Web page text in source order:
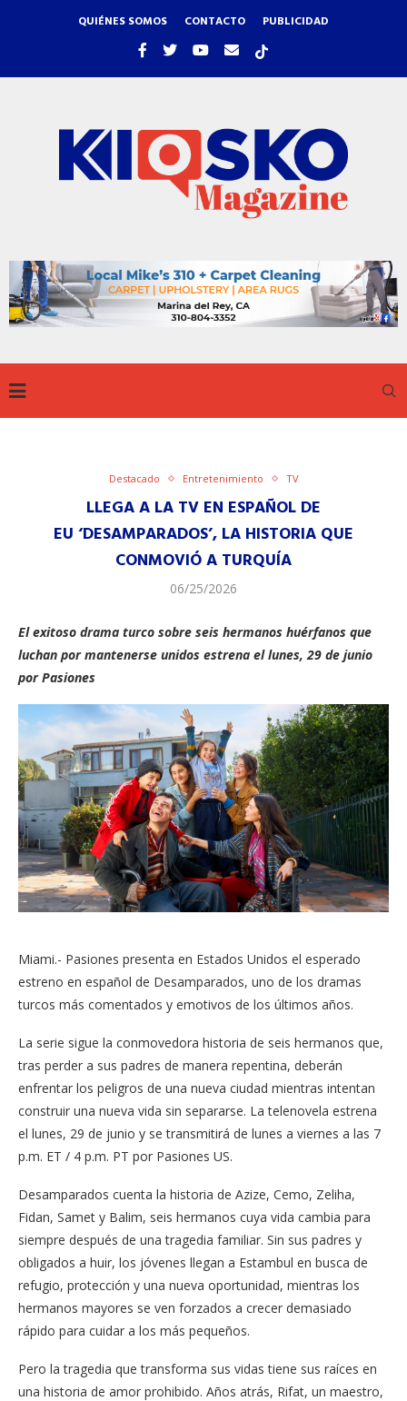
QUIÉNES SOMOS CONTACTO PUBLICIDAD
Destacado Entretenimiento TV
LLEGA A LA TV EN ESPAÑOL DE
EU ‘DESAMPARADOS’, LA HISTORIA QUE
CONMOVIÓ A TURQUÍA
06/25/2026
El exitoso drama turco sobre seis hermanos huérfanos que
luchan por mantenerse unidos estrena el lunes, 29 de junio
por Pasiones
Miami.- Pasiones presenta en Estados Unidos el esperado
estreno en español de Desamparados, uno de los dramas
turcos más comentados y emotivos de los últimos años.
La serie sigue la conmovedora historia de seis hermanos que,
tras perder a sus padres de manera repentina, deberán
enfrentar los peligros de una nueva ciudad mientras intentan
construir una nueva vida sin separarse. La telenovela estrena
el lunes, 29 de junio y se transmitirá de lunes a viernes a las 7
p.m. ET / 4 p.m. PT por Pasiones US.
Desamparados cuenta la historia de Azize, Cemo, Zeliha,
Fidan, Samet y Balim, seis hermanos cuya vida cambia para
siempre después de una tragedia familiar. Sin sus padres y
obligados a huir, los jóvenes llegan a Estambul en busca de
refugio, protección y una nueva oportunidad, mientras los
hermanos mayores se ven forzados a crecer demasiado
rápido para cuidar a los más pequeños.
Pero la tragedia que transforma sus vidas tiene sus raíces en
una historia de amor prohibido. Años atrás, Rifat, un maestro,